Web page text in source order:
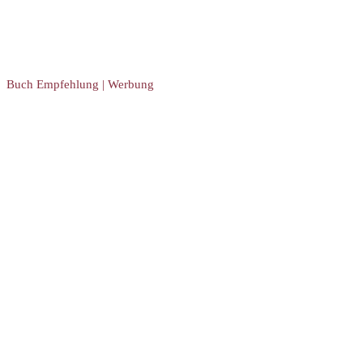
Buch Empfehlung | Werbung